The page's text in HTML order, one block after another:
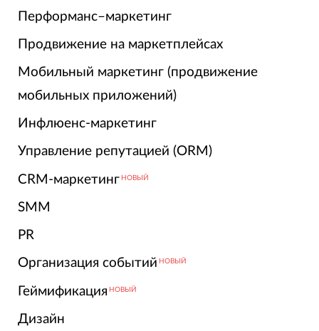
Перформанс–маркетинг
Продвижение на маркетплейсах
Мобильный маркетинг (продвижение
мобильных приложений)
Инфлюенс-маркетинг
Управление репутацией (ORM)
CRM-маркетинг НОВЫЙ
SMM
PR
Организация событий НОВЫЙ
Геймификация НОВЫЙ
Дизайн